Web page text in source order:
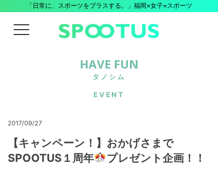
「日常に、スポーツをプラスする。」福岡×女子×スポーツ
menu
HAVE FUN
タノシム
EVENT
2017/09/27
【キャンペーン！】おかげさまで
SPOOTUS１周年
プレゼント企画！！